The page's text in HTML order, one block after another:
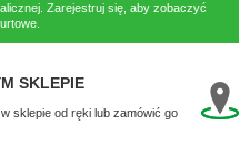
Zarejestruj się, aby zobaczyć
SKLEPIE
sklepie od ręki lub zamówić go